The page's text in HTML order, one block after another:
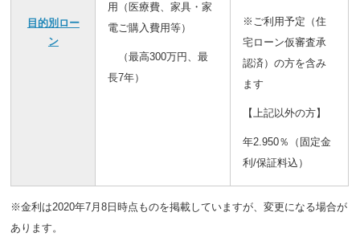
目的別ロー
ン
用（医療費、家具・家
電ご購入費用等）
（最高300万円、最
長7年）
※ご利用予定（住
宅ローン仮審査承
認済）の方を含み
ます
【上記以外の方】
年2.950％（固定金
利/保証料込）
※金利は2020年7月8日時点ものを掲載していますが、変更になる場合が
あります。